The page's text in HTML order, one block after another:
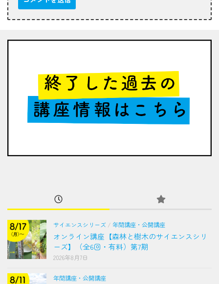
サイエンスシリーズ / 年間講座・公開講座
オンライン講座【森林と樹木のサイエンスシリ
ーズ】（全6回・有料）第7期
2026年8月7日
年間講座・公開講座